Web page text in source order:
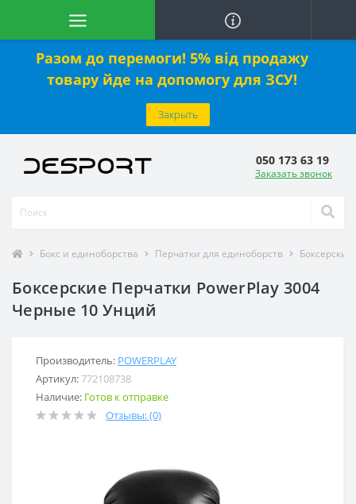
Разом до перемоги! 5% від продажу
товару йде на допомогу для ЗСУ!
Закрыть
050 173 63 19
Заказать звонок
Бокс и единоборства Перчатки для единоборств
Боксерские Перчатки PowerPlay 3004
Черные 10 Унций
Производитель: POWERPLAY
Артикул:772108738
Наличие: Готов к отправке
Отзывы: (0)